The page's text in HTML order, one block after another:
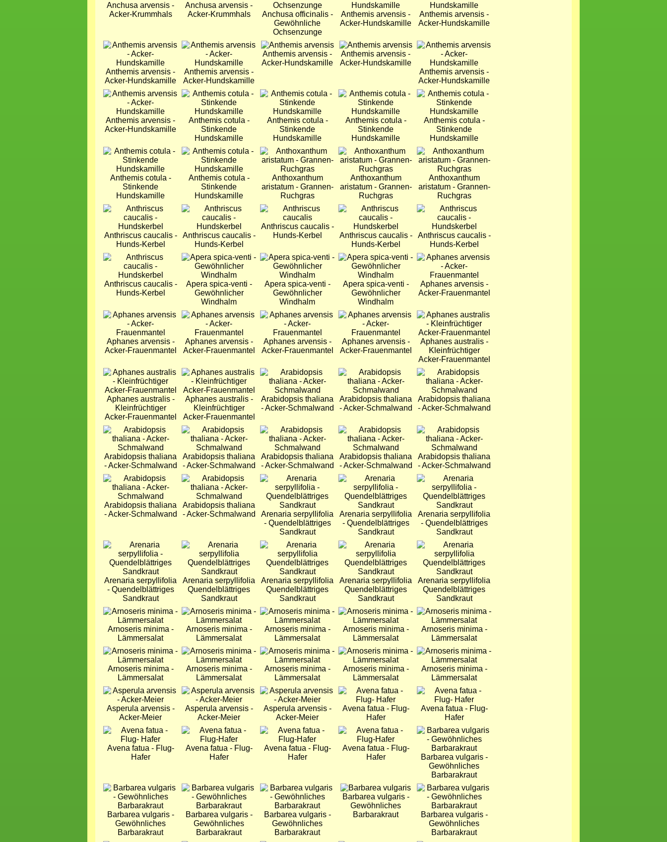
Anchusa arvensis -
Acker-Krummhals
Anchusa arvensis -
Acker-Krummhals
Anchusa officinalis -
Gewöhnliche
Ochsenzunge
Anthemis arvensis -
Acker-Hundskamille
Anthemis arvensis -
Acker-Hundskamille
Bild
Anthemis arvensis -
Acker-Hundskamille
Bild
Anthemis arvensis -
Acker-Hundskamille
Bild
Anthemis arvensis -
Acker-Hundskamille
Bild
Anthemis arvensis -
Acker-Hundskamille
Bild
Anthemis arvensis -
Acker-Hundskamille
Bild
Anthemis arvensis -
Acker-Hundskamille
Bild
Anthemis cotula -
Stinkende
Hundskamille
Bild
Anthemis cotula -
Stinkende
Hundskamille
Bild
Anthemis cotula -
Stinkende
Hundskamille
Bild
Anthemis cotula -
Stinkende
Hundskamille
Bild
Anthemis cotula -
Stinkende
Hundskamille
Bild
Anthemis cotula -
Stinkende
Hundskamille
Bild
Anthoxanthum
aristatum - Grannen-
Ruchgras
Bild
Anthoxanthum
aristatum - Grannen-
Ruchgras
Bild
Anthoxanthum
aristatum - Grannen-
Ruchgras
Bild
Anthriscus caucalis -
Hunds-Kerbel
Bild
Anthriscus caucalis -
Hunds-Kerbel
Bild
Anthriscus caucalis -
Hunds-Kerbel
Bild
Anthriscus caucalis -
Hunds-Kerbel
Bild
Anthriscus caucalis -
Hunds-Kerbel
Bild
Anthriscus caucalis -
Hunds-Kerbel
Bild
Apera spica-venti -
Gewöhnlicher
Windhalm
Bild
Apera spica-venti -
Gewöhnlicher
Windhalm
Bild
Apera spica-venti -
Gewöhnlicher
Windhalm
Bild
Aphanes arvensis -
Acker-Frauenmantel
Bild
Aphanes arvensis -
Acker-Frauenmantel
Bild
Aphanes arvensis -
Acker-Frauenmantel
Bild
Aphanes arvensis -
Acker-Frauenmantel
Bild
Aphanes arvensis -
Acker-Frauenmantel
Bild
Aphanes australis -
Kleinfrüchtiger
Acker-Frauenmantel
Bild
Aphanes australis -
Kleinfrüchtiger
Acker-Frauenmantel
Bild
Aphanes australis -
Kleinfrüchtiger
Acker-Frauenmantel
Bild
Arabidopsis thaliana
- Acker-Schmalwand
Bild
Arabidopsis thaliana
- Acker-Schmalwand
Bild
Arabidopsis thaliana
- Acker-Schmalwand
Bild
Arabidopsis thaliana
- Acker-Schmalwand
Bild
Arabidopsis thaliana
- Acker-Schmalwand
Bild
Arabidopsis thaliana
- Acker-Schmalwand
Bild
Arabidopsis thaliana
- Acker-Schmalwand
Bild
Arabidopsis thaliana
- Acker-Schmalwand
Bild
Arabidopsis thaliana
- Acker-Schmalwand
Bild
Arabidopsis thaliana
- Acker-Schmalwand
Bild
Arenaria serpyllifolia
- Quendelblättriges
Sandkraut
Bild
Arenaria serpyllifolia
- Quendelblättriges
Sandkraut
Bild
Arenaria serpyllifolia
- Quendelblättriges
Sandkraut
Bild
Arenaria serpyllifolia
- Quendelblättriges
Sandkraut
Bild
Arenaria serpyllifolia
Quendelblättriges
Sandkraut
Bild
Arenaria serpyllifolia
Quendelblättriges
Sandkraut
Bild
Arenaria serpyllifolia
Quendelblättriges
Sandkraut
Bild
Arenaria serpyllifolia
Quendelblättriges
Sandkraut
Bild
Arnoseris minima -
Lämmersalat
Bild
Arnoseris minima -
Lämmersalat
Bild
Arnoseris minima -
Lämmersalat
Bild
Arnoseris minima -
Lämmersalat
Bild
Arnoseris minima -
Lämmersalat
Bild
Arnoseris minima -
Lämmersalat
Bild
Arnoseris minima -
Lämmersalat
Bild
Arnoseris minima -
Lämmersalat
Bild
Arnoseris minima -
Lämmersalat
Bild
Arnoseris minima -
Lämmersalat
Bild
Asperula arvensis -
Acker-Meier
Bild
Asperula arvensis -
Acker-Meier
Bild
Asperula arvensis -
Acker-Meier
Bild
Avena fatua - Flug-
Hafer
Bild
Avena fatua - Flug-
Hafer
Bild
Avena fatua - Flug-
Hafer
Bild
Avena fatua - Flug-
Hafer
Bild
Avena fatua - Flug-
Hafer
Bild
Avena fatua - Flug-
Hafer
Bild
Barbarea vulgaris -
Gewöhnliches
Barbarakraut
Bild
Barbarea vulgaris -
Gewöhnliches
Barbarakraut
Bild
Barbarea vulgaris -
Gewöhnliches
Barbarakraut
Bild
Barbarea vulgaris -
Gewöhnliches
Barbarakraut
Bild
Barbarea vulgaris -
Gewöhnliches
Barbarakraut
Bild
Barbarea vulgaris -
Gewöhnliches
Barbarakraut